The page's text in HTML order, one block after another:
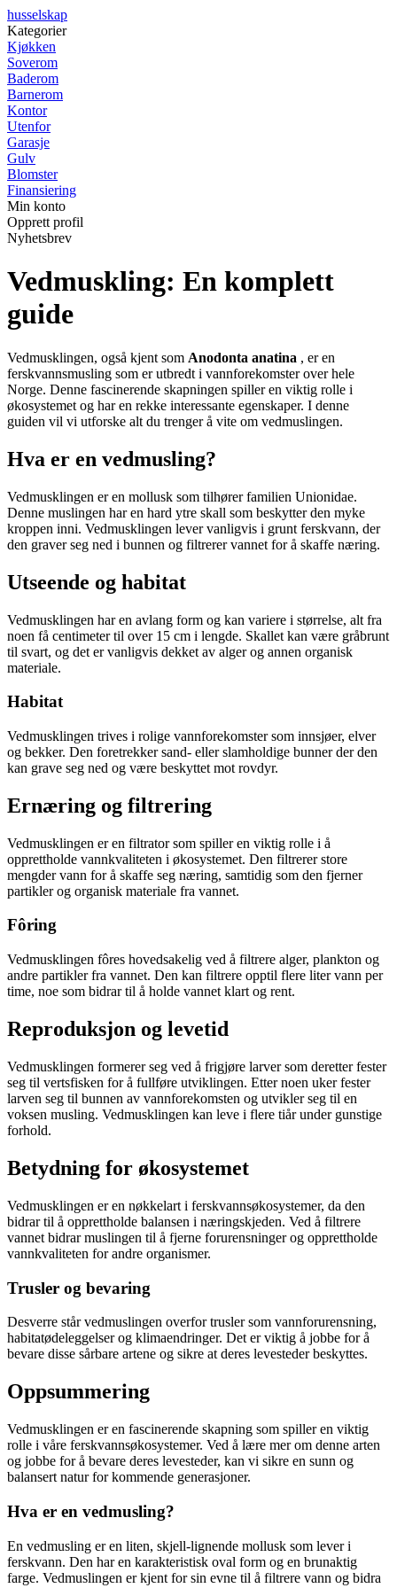
husselskap
Kategorier
Kjøkken
Soverom
Baderom
Barnerom
Kontor
Utenfor
Garasje
Gulv
Blomster
Finansiering
Min konto
Opprett profil
Nyhetsbrev
Vedmuskling: En komplett
guide
Vedmusklingen, også kjent som Anodonta anatina , er en
ferskvannsmusling som er utbredt i vannforekomster over hele
Norge. Denne fascinerende skapningen spiller en viktig rolle i
økosystemet og har en rekke interessante egenskaper. I denne
guiden vil vi utforske alt du trenger å vite om vedmuslingen.
Hva er en vedmusling?
Vedmusklingen er en mollusk som tilhører familien Unionidae.
Denne muslingen har en hard ytre skall som beskytter den myke
kroppen inni. Vedmusklingen lever vanligvis i grunt ferskvann, der
den graver seg ned i bunnen og filtrerer vannet for å skaffe næring.
Utseende og habitat
Vedmusklingen har en avlang form og kan variere i størrelse, alt fra
noen få centimeter til over 15 cm i lengde. Skallet kan være gråbrunt
til svart, og det er vanligvis dekket av alger og annen organisk
materiale.
Habitat
Vedmusklingen trives i rolige vannforekomster som innsjøer, elver
og bekker. Den foretrekker sand- eller slamholdige bunner der den
kan grave seg ned og være beskyttet mot rovdyr.
Ernæring og filtrering
Vedmusklingen er en filtrator som spiller en viktig rolle i å
opprettholde vannkvaliteten i økosystemet. Den filtrerer store
mengder vann for å skaffe seg næring, samtidig som den fjerner
partikler og organisk materiale fra vannet.
Fôring
Vedmusklingen fôres hovedsakelig ved å filtrere alger, plankton og
andre partikler fra vannet. Den kan filtrere opptil flere liter vann per
time, noe som bidrar til å holde vannet klart og rent.
Reproduksjon og levetid
Vedmusklingen formerer seg ved å frigjøre larver som deretter fester
seg til vertsfisken for å fullføre utviklingen. Etter noen uker fester
larven seg til bunnen av vannforekomsten og utvikler seg til en
voksen musling. Vedmusklingen kan leve i flere tiår under gunstige
forhold.
Betydning for økosystemet
Vedmusklingen er en nøkkelart i ferskvannsøkosystemer, da den
bidrar til å opprettholde balansen i næringskjeden. Ved å filtrere
vannet bidrar muslingen til å fjerne forurensninger og opprettholde
vannkvaliteten for andre organismer.
Trusler og bevaring
Desverre står vedmuslingen overfor trusler som vannforurensning,
habitatødeleggelser og klimaendringer. Det er viktig å jobbe for å
bevare disse sårbare artene og sikre at deres levesteder beskyttes.
Oppsummering
Vedmusklingen er en fascinerende skapning som spiller en viktig
rolle i våre ferskvannsøkosystemer. Ved å lære mer om denne arten
og jobbe for å bevare deres levesteder, kan vi sikre en sunn og
balansert natur for kommende generasjoner.
Hva er en vedmusling?
En vedmusling er en liten, skjell-lignende mollusk som lever i
ferskvann. Den har en karakteristisk oval form og en brunaktig
farge. Vedmuslingen er kjent for sin evne til å filtrere vann og bidra